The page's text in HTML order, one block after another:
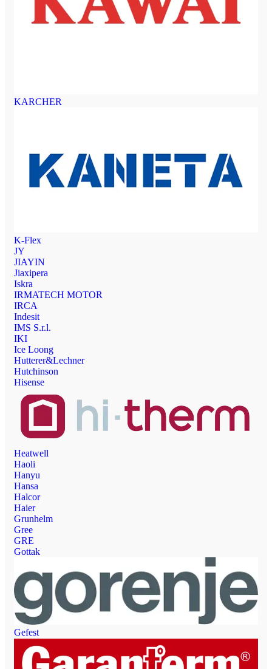
KARCHER
K-Flex
JY
JIAYIN
Jiaxipera
Iskra
IRMATECH MOTOR
IRCA
Indesit
IMS S.r.l.
IKI
Ice Loong
Hutterer&Lechner
Hutchinson
Hisense
Heatwell
Haoli
Hanyu
Hansa
Halcor
Haier
Grunhelm
Gree
GRE
Gottak
Gefest